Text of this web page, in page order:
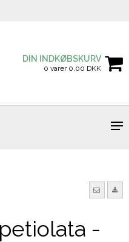
DIN INDKØBSKURV
0 varer 0,00 DKK
-